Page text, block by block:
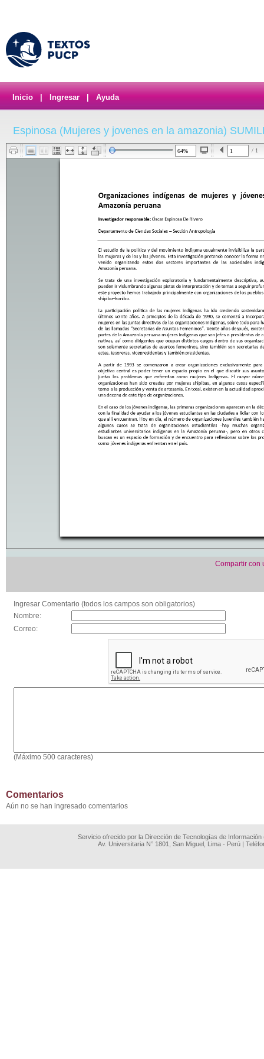
Inicio Ingresar Ayuda
Espinosa (Mujeres y jovenes en la amazonia)
/ 1
Compartir con
Ingresar Comentario (todos los campos son obligatorios)
Nombre:
Correo:
(Máximo 500 caracteres)
Comentarios
Aún no se han ingresado comentarios
Servicio ofrecido por la Dirección de Tecnologías de
Av. Universitaria N° 1801, San Miguel, Lima - Perú |